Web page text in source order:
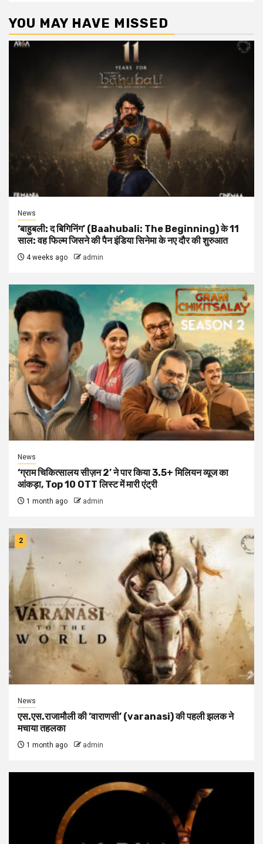
YOU MAY HAVE MISSED
News
‘बाहुबली: द बिगिनिंग’ (Baahubali: The Beginning) के 11
साल: वह फिल्म जिसने की पैन इंडिया सिनेमा के नए दौर की शुरुआत
4 weeks ago admin
News
‘ग्राम चिकित्सालय सीज़न 2’ ने पार किया 3.5+ मिलियन व्यूज का
आंकड़ा, Top 10 OTT लिस्ट में मारी एंट्री
1 month ago admin
2
News
एस.एस.राजामौली की ‘वाराणसी’ (varanasi) की पहली झलक ने
मचाया तहलका
1 month ago admin